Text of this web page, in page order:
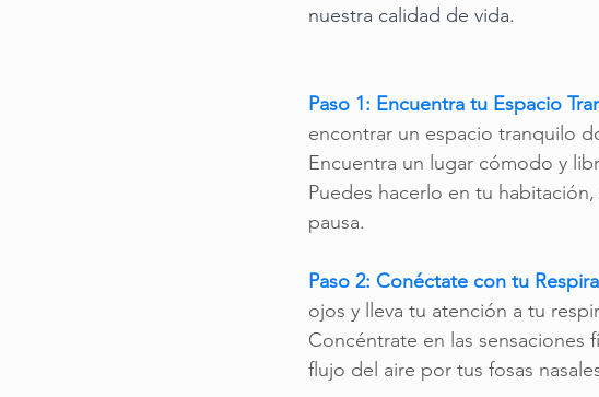
nuestra calidad de vida.
Paso 1: Encuentra tu Espacio
encontrar un espacio tranquilo
Encuentra un lugar cómodo y
Puedes hacerlo en tu
pausa.
Paso 2: Conéctate con tu
ojos y lleva tu atención a tu
Concéntrate en las sensaciones
flujo del aire por tus fosas